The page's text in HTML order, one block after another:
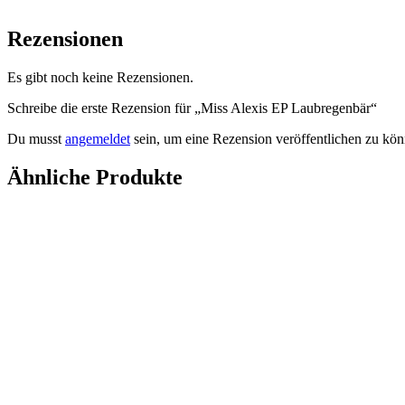
Rezensionen
Es gibt noch keine Rezensionen.
Schreibe die erste Rezension für „Miss Alexis EP Laubregenbär“
Du musst angemeldet sein, um eine Rezension veröffentlichen zu
Ähnliche Produkte